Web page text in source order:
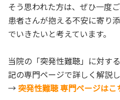
そう思われた方は、ぜひ一度
患者さんが抱える不安に寄り
でいきたいと考えています。
当院の「突発性難聴」に対する
記の専門ページで詳しく解説し
→突発性難聴 専門ページはこ